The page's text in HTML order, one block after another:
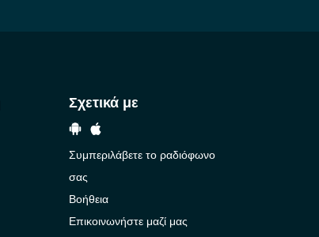
Σχετικά με
Συμπεριλάβετε το ραδιόφωνο
σας
Βοήθεια
Επικοινωνήστε μαζί μας